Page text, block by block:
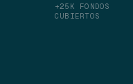
+25K FONDOS
CUBIERTOS